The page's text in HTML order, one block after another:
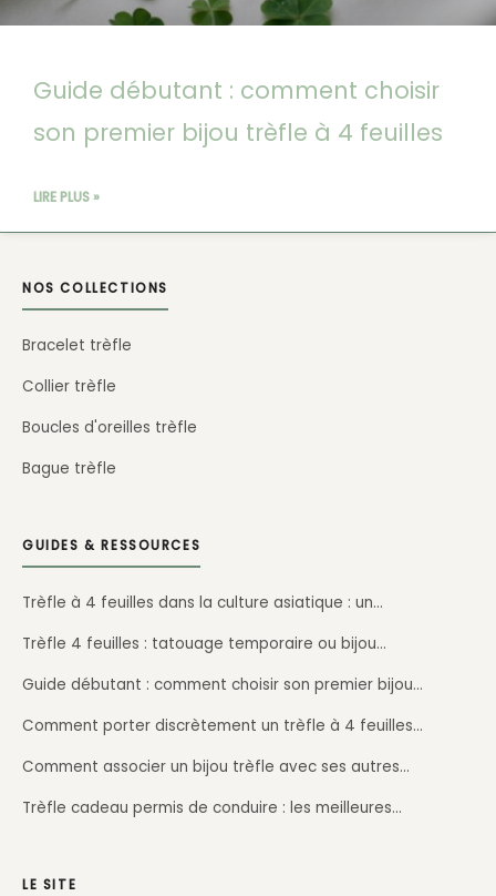
Guide débutant : comment choisir
son premier bijou trèfle à 4 feuilles
LIRE PLUS »
NOS COLLECTIONS
Bracelet trèfle
Collier trèfle
Boucles d'oreilles trèfle
Bague trèfle
GUIDES & RESSOURCES
Trèfle à 4 feuilles dans la culture asiatique : un…
Trèfle 4 feuilles : tatouage temporaire ou bijou…
Guide débutant : comment choisir son premier bijou…
Comment porter discrètement un trèfle à 4 feuilles…
Comment associer un bijou trèfle avec ses autres…
Trèfle cadeau permis de conduire : les meilleures…
LE SITE